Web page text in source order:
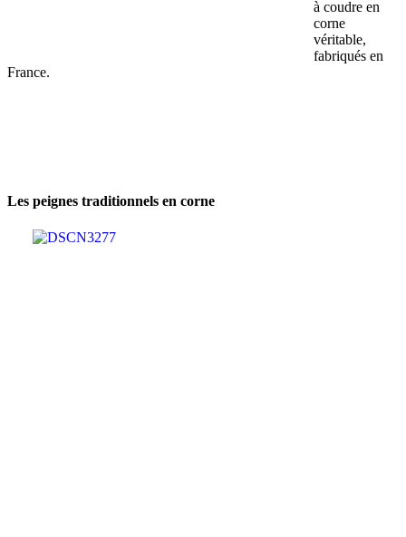
à coudre en
corne
véritable,
fabriqués en
France.
Les peignes traditionnels en corne